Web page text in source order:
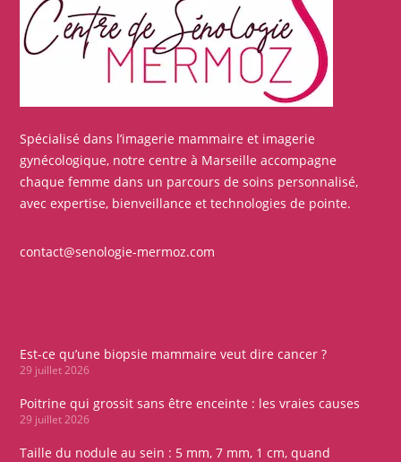
Spécialisé dans l’imagerie mammaire et imagerie
gynécologique, notre centre à Marseille accompagne
chaque femme dans un parcours de soins personnalisé,
avec expertise, bienveillance et technologies de pointe.
contact@senologie-mermoz.com
Est-ce qu’une biopsie mammaire veut dire cancer ?
29 juillet 2026
Poitrine qui grossit sans être enceinte : les vraies causes
29 juillet 2026
Taille du nodule au sein : 5 mm, 7 mm, 1 cm, quand